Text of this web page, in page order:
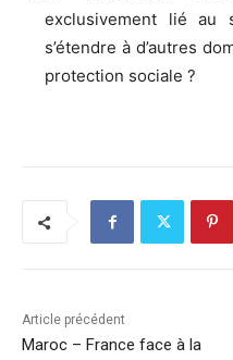
exclusivement lié
s’étendre à d’autres
protection sociale ?
Article précédent
​Maroc – France face à la